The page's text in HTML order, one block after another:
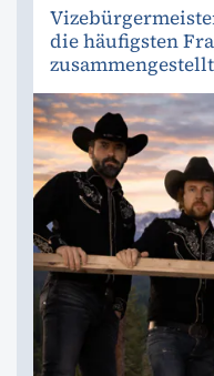
die häufigsten